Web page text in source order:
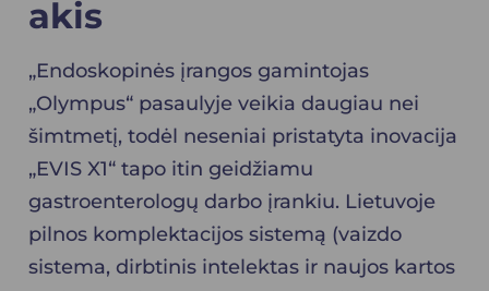
akis
„Endoskopinės įrangos gamintojas
„Olympus“ pasaulyje veikia daugiau nei
šimtmetį, todėl neseniai pristatyta inovacija
„EVIS X1“ tapo itin geidžiamu
gastroenterologų darbo įrankiu. Lietuvoje
pilnos komplektacijos sistemą (vaizdo
sistema, dirbtinis intelektas ir naujos kartos